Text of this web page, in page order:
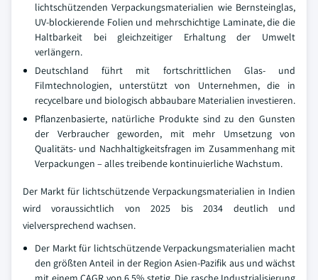
lichtschützenden Verpackungsmaterialien wie Bernsteinglas,
UV-blockierende Folien und mehrschichtige Laminate, die die
Haltbarkeit bei gleichzeitiger Erhaltung der Umwelt
verlängern.
Deutschland führt mit fortschrittlichen Glas- und
Filmtechnologien, unterstützt von Unternehmen, die in
recycelbare und biologisch abbaubare Materialien investieren.
Pflanzenbasierte, natürliche Produkte sind zu den Gunsten
der Verbraucher geworden, mit mehr Umsetzung von
Qualitäts- und Nachhaltigkeitsfragen im Zusammenhang mit
Verpackungen – alles treibende kontinuierliche Wachstum.
Der Markt für lichtschützende Verpackungsmaterialien in Indien
wird voraussichtlich von 2025 bis 2034 deutlich und
vielversprechend wachsen.
Der Markt für lichtschützende Verpackungsmaterialien macht
den größten Anteil in der Region Asien-Pazifik aus und wächst